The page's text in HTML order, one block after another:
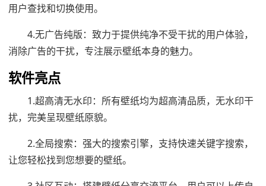
用户查找和切换使用。
4.无广告纯版：致力于提供纯净不受干扰的用户体验，
消除广告的干扰，专注展示壁纸本身的魅力。
软件亮点
1.超高清无水印：所有壁纸均为超高清品质，无水印干
扰，完美呈现壁纸原貌。
2.全局搜索：强大的搜索引擎，支持快速关键字搜索，
让您轻松找到您想要的壁纸。